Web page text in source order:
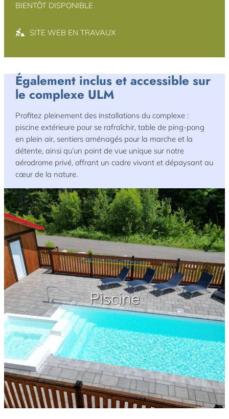
BIENTÔT DISPONIBLE
SITE WEB EN TRAVAUX
Également inclus et accessible sur
le complexe ULM
Profitez pleinement des installations du complexe :
piscine extérieure pour se rafraîchir, table de ping-pong
en plein air, sentiers aménagés pour la marche et la
détente, ainsi qu’un point de vue unique sur notre
aérodrome privé, offrant un cadre vivant et dépaysant au
cœur de la nature.
Piscine